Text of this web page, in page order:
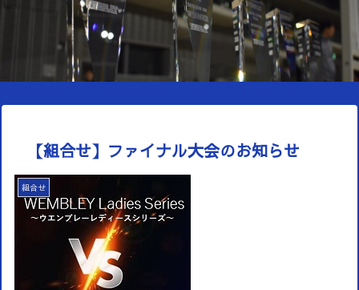
【組合せ】ファイナル大会のお知らせ
組合せ